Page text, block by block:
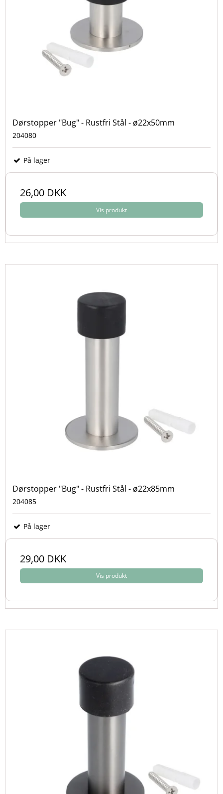
Dørstopper "Bug" - Rustfri Stål - ø22x50mm
204080
På lager
26,00 DKK
Vis produkt
Dørstopper "Bug" - Rustfri Stål - ø22x85mm
204085
På lager
29,00 DKK
Vis produkt